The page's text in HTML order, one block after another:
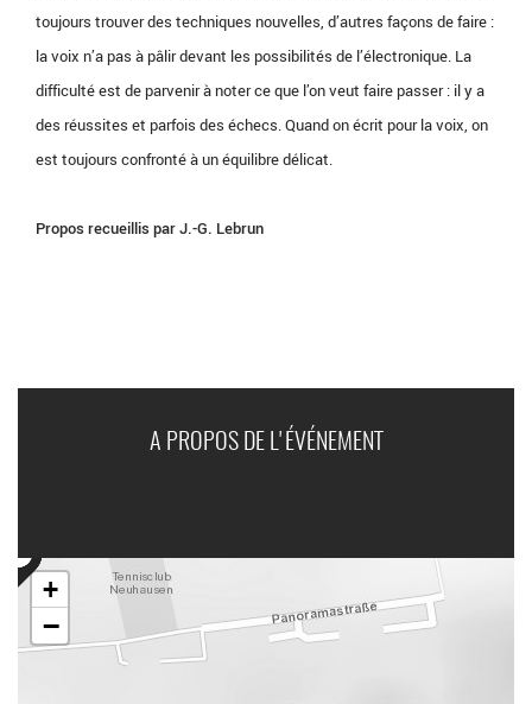
toujours trouver des techniques nouvelles, d’autres façons de faire :
la voix n’a pas à pâlir devant les possibilités de l’électronique. La
difficulté est de parvenir à noter ce que l’on veut faire passer : il y a
des réussites et parfois des échecs. Quand on écrit pour la voix, on
est toujours confronté à un équilibre délicat.
Propos recueillis par J.-G. Lebrun
A PROPOS DE L'ÉVÉNEMENT
+
−